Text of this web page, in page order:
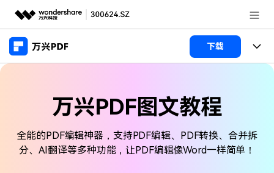
推荐产品
关于万兴
下载
万兴PDF Windows版
万兴PDF Mac版
PDF新功能
商业合作
万兴PDF图文教程
全能的PDF编辑神器，支持PDF编辑、PDF转换、合并拆
分、AI翻译等多种功能，让PDF编辑像Word一样简单！